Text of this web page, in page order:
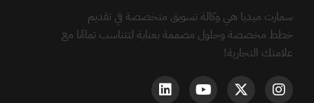
سمارت ميديا هي وكالة تسويق متخصصة في تقديم
خطط مخصصة وحلول مصممة بعناية لتتناسب تمامًا مع
علامتك التجارية!